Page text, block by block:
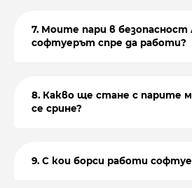
7. Моите пари в безопасност
софтуерът спре да работи?
8. Какво ще стане с парите
се срине?
9. С кои борси работи